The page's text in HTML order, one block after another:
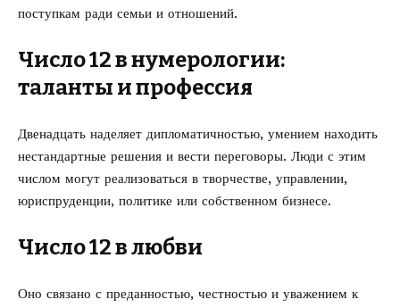
поступкам ради семьи и отношений.
Число 12 в нумерологии:
таланты и профессия
Двенадцать наделяет дипломатичностью, умением находить
нестандартные решения и вести переговоры. Люди с этим
числом могут реализоваться в творчестве, управлении,
юриспруденции, политике или собственном бизнесе.
Число 12 в любви
Оно связано с преданностью, честностью и уважением к